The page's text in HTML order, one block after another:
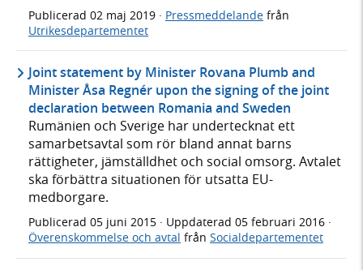
Publicerad 02 maj 2019 · Pressmeddelande från
Utrikesdepartementet
Joint statement by Minister Rovana Plumb and
Minister Åsa Regnér upon the signing of the joint
declaration between Romania and Sweden
Rumänien och Sverige har undertecknat ett
samarbetsavtal som rör bland annat barns
rättigheter, jämställdhet och social omsorg. Avtalet
ska förbättra situationen för utsatta EU-
medborgare.
Publicerad 05 juni 2015 · Uppdaterad 05 februari 2016 ·
Överenskommelse och avtal från Socialdepartementet